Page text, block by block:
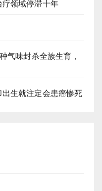
领域停滞十年
气味封杀全族生育，
生就注定会患癌惨死